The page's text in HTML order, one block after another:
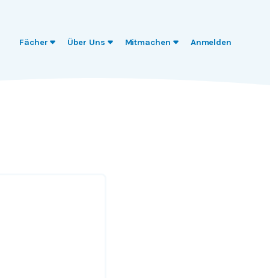
Fächer Über Uns Mitmachen Anmelden